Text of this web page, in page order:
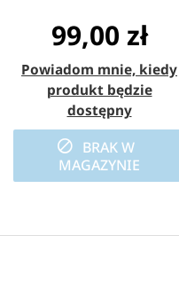
99,00 zł
Powiadom mnie, kiedy
produkt będzie
dostępny
BRAK W
MAGAZYNIE